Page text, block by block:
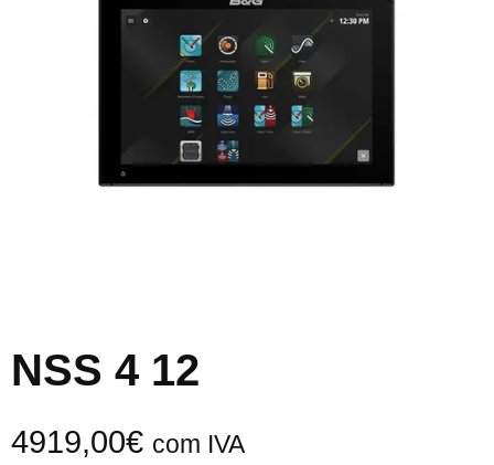
Contactos
NSS 4 12
4919,00€ com IVA